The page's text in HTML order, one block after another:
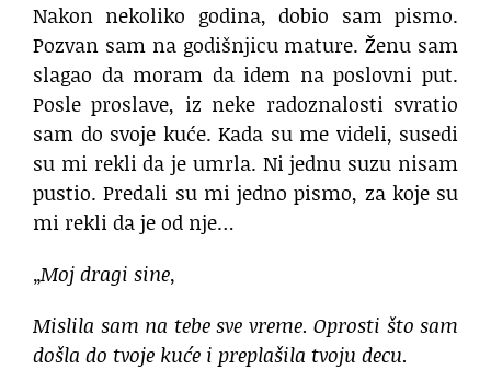
Nakon nekoliko godina, dobio sam pismo.
Pozvan sam na godišnjicu mature. Ženu sam
slagao da moram da idem na poslovni put.
Posle proslave, iz neke radoznalosti svratio
sam do svoje kuće. Kada su me videli, susedi
su mi rekli da je umrla. Ni jednu suzu nisam
pustio. Predali su mi jedno pismo, za koje su
mi rekli da je od nje…
„Moj dragi sine,
Mislila sam na tebe sve vreme. Oprosti što sam
došla do tvoje kuće i preplašila tvoju decu.